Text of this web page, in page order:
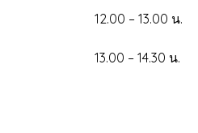
12.00 –
13.00 –
อำนา
ทางเลื